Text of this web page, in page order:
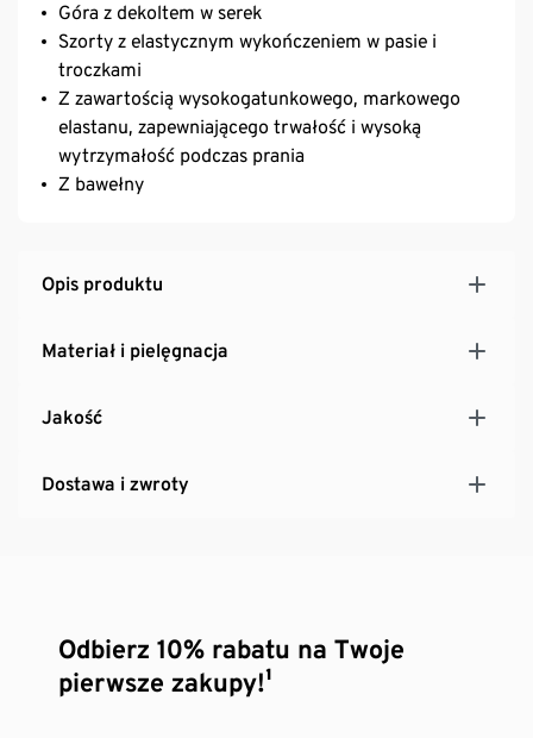
Góra z dekoltem w serek
Szorty z elastycznym wykończeniem w pasie i
troczkami
Z zawartością wysokogatunkowego, markowego
elastanu, zapewniającego trwałość i wysoką
wytrzymałość podczas prania
Z bawełny
Opis produktu
Materiał i pielęgnacja
Jakość
Dostawa i zwroty
Odbierz 10% rabatu na Twoje
pierwsze zakupy!¹